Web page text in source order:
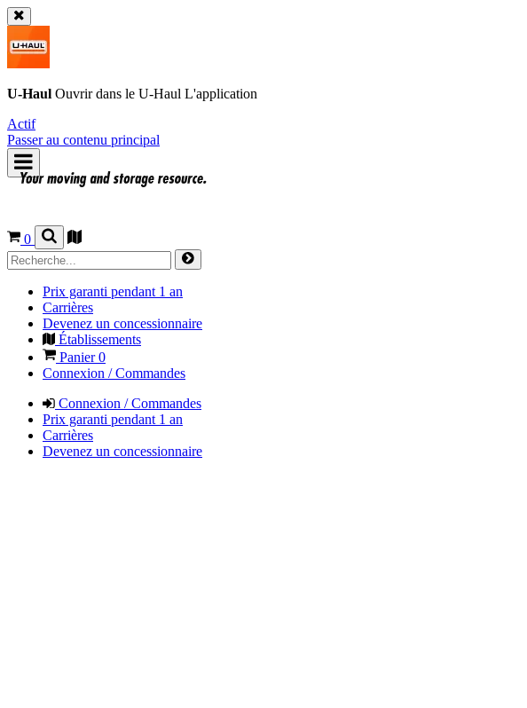
U-Haul Ouvrir dans le U-Haul L'application
Actif
Passer au contenu principal
0
Prix garanti pendant 1 an
Carrières
Devenez un concessionnaire
Établissements
Panier0
Connexion / Commandes
Connexion / Commandes
Prix garanti pendant 1 an
Carrières
Devenez un concessionnaire